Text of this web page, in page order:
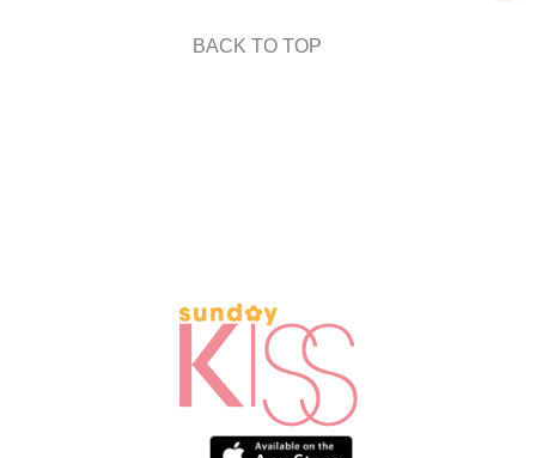
BACK TO TOP